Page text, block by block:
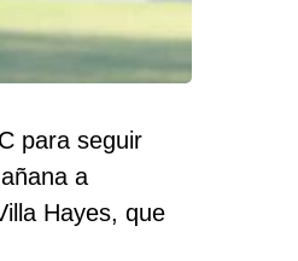
para seguir
a
Hayes, que